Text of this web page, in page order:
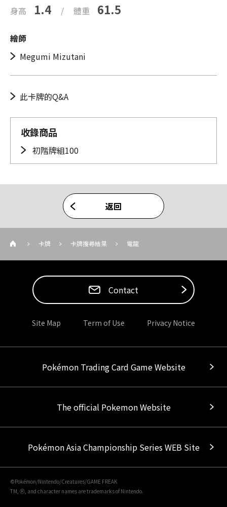
身高 1.4 / 體重 61.5
繪師
Megumi Mizutani
此卡牌的Q&A
收錄商品
初階牌組100
返回
卡牌 卡牌搜尋結果 電龍
Contact
Site Map Term of Use Privacy Notice
Pokémon Trading Card Game Website
The official Pokemon Website
Pokémon Asia Championship Series WEB Site
©Pokémon/Nintendo/Creatures/GAME FREAK
TM, Ⓡ, and character names are trademarks of Nintendo.